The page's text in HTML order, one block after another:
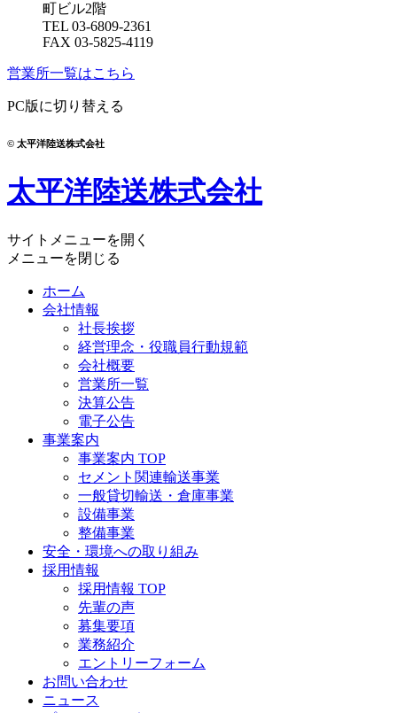
町ビル2階
TEL 03-6809-2361
FAX 03-5825-4119
営業所一覧はこちら
PC版に切り替える
© 太平洋陸送株式会社
太平洋陸送株式会社
サイトメニューを開く
メニューを閉じる
ホーム
会社情報
社長挨拶
経営理念・役職員行動規範
会社概要
営業所一覧
決算公告
電子公告
事業案内
事業案内 TOP
セメント関連輸送事業
一般貸切輸送・倉庫事業
設備事業
整備事業
安全・環境への取り組み
採用情報
採用情報 TOP
先輩の声
募集要項
業務紹介
エントリーフォーム
お問い合わせ
ニュース